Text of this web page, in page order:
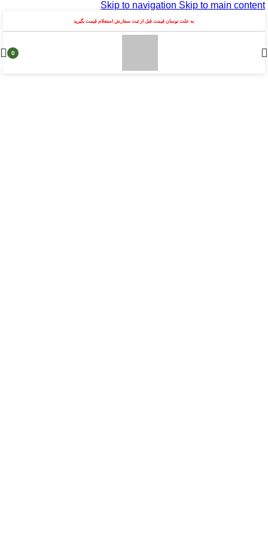
Skip to navigation Skip to main content
به علت نوسان قیمت قبل از ثبت سفارش استعلام قیمت بگیرید
0